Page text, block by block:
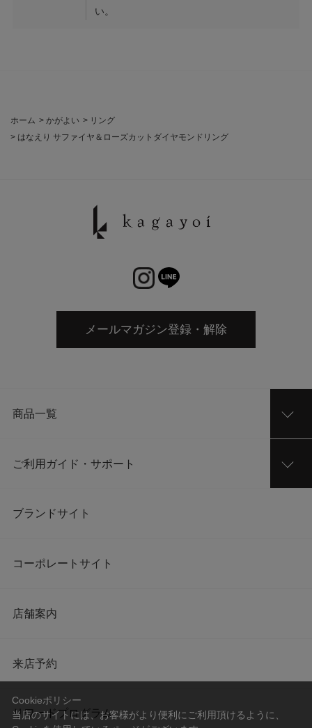
い。
ホーム > かがよい > リング
> はなえり サファイヤ＆ローズカットダイヤモンドリング
メールマガジン登録・解除
商品一覧
ご利用ガイド・サポート
ブランドサイト
コーポレートサイト
店舗案内
来店予約
リワードプログラム
Cookieポリシー
当店のサイトには、お客様がより便利にご利用頂けるように、